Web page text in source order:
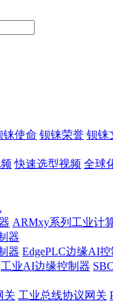
铼使命 钡铼荣誉 钡铼
快速选型视频 全球
ARMxy系列工业计
器
器 EdgePLC边缘AI
工业AI边缘控制器
关 工业总线协议网关